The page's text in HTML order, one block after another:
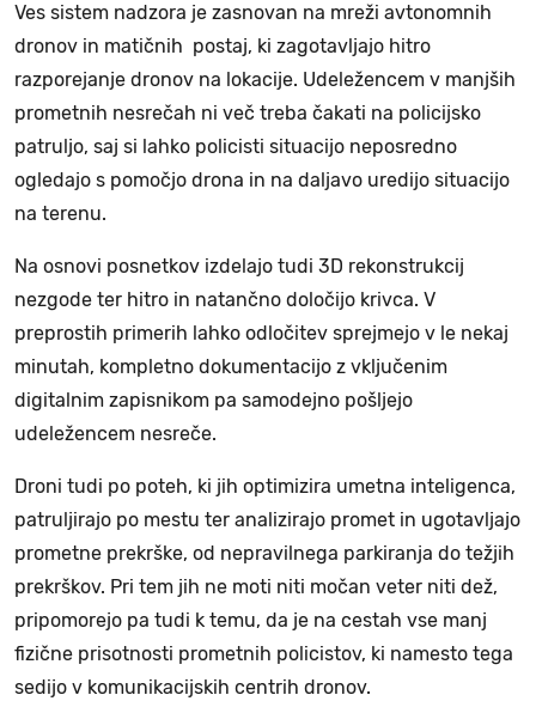
Ves sistem nadzora je zasnovan na mreži avtonomnih
dronov in matičnih postaj, ki zagotavljajo hitro
razporejanje dronov na lokacije. Udeležencem v manjših
prometnih nesrečah ni več treba čakati na policijsko
patruljo, saj si lahko policisti situacijo neposredno
ogledajo s pomočjo drona in na daljavo uredijo situacijo
na terenu.
Na osnovi posnetkov izdelajo tudi 3D rekonstrukcij
nezgode ter hitro in natančno določijo krivca. V
preprostih primerih lahko odločitev sprejmejo v le nekaj
minutah, kompletno dokumentacijo z vključenim
digitalnim zapisnikom pa samodejno pošljejo
udeležencem nesreče.
Droni tudi po poteh, ki jih optimizira umetna inteligenca,
patruljirajo po mestu ter analizirajo promet in ugotavljajo
prometne prekrške, od nepravilnega parkiranja do težjih
prekrškov. Pri tem jih ne moti niti močan veter niti dež,
pripomorejo pa tudi k temu, da je na cestah vse manj
fizične prisotnosti prometnih policistov, ki namesto tega
sedijo v komunikacijskih centrih dronov.